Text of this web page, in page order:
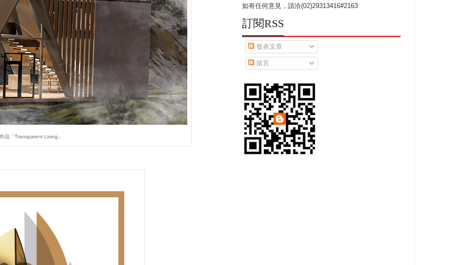
品「Transparent Living」
如有任何意見，請洽(02)29313416#2163
訂閱RSS
發表文章
留言